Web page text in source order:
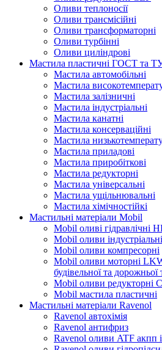
Оливи теплоносії
Оливи трансмісійні
Оливи трансформаторні
Оливи турбінні
Оливи циліндрові
Мастила пластичні ГОСТ та
Мастила автомобільні
Мастила
Мастила залізничні
Мастила індустріальні
Мастила канатні
Мастила консерваційні
Мастила
Мастила приладові
Мастила приробіткові
Мастила редукторні
Мастила універсальні
Мастила ущільнювальні
Мастила хімічностійкі
Мастильні матеріали Mobil
Mobil оливі гідравлічні
Mobil оливи індустріальні
Mobil оливи компресорні
Mobil оливи моторні
будівельної та дорожньої
Mobil оливи редукторні
Mobil мастила пластичні
Мастильні матеріали Ravenol
Ravenol автохімія
Ravenol антифриз
Ravenol оливи ATF акпп